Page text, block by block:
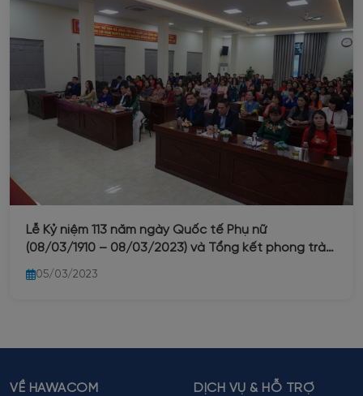
Lễ Kỷ niệm 113 năm ngày Quốc tế Phụ nữ
(08/03/1910 – 08/03/2023) và Tổng kết phong trào
“Giỏi việc nước – Đảm việc nhà” trong nữ đoàn viên
Công đoàn Công ty Nước sạch Hà Nội năm 2023
05/03/2023
VỀ HAWACOM DỊCH VỤ & HỖ TRỢ